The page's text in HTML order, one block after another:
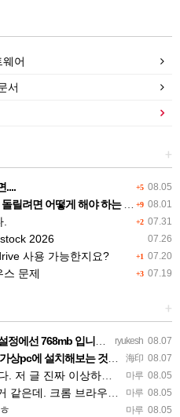
어
서
+
+5 08.05
....
+9 08.01
려면 어떻게 해야 하는 지요?
+2 07.31
07.26
2026
+1 07.20
사용 가능한지요?
+3 07.19
문제
+
ryukesh 08.07
그 보다 넘게 설정하면 UTM 에뮬레…
海印 08.07
도 귀찮군요.. ㅎㅎ 날씨도 덥고.....…
마루 08.05
. 옛날꺼 퍼와서 그런거 같은데요.
마루 08.05
라우저나 파폭으로 해 보세요
마루 08.05